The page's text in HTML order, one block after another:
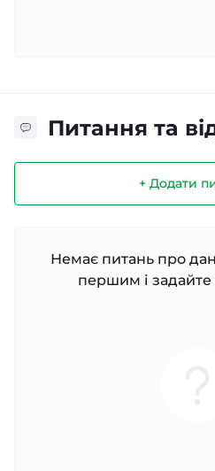
Питання та
+ Додати
Немає питань про
першим і задайте